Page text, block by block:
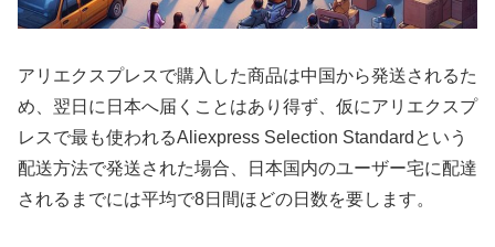
アリエクスプレスで購入した商品は中国から発送されるた
め、翌日に日本へ届くことはあり得ず、仮にアリエクスプ
レスで最も使われるAliexpress Selection Standardという
配送方法で発送された場合、日本国内のユーザー宅に配達
されるまでには平均で8日間ほどの日数を要します。